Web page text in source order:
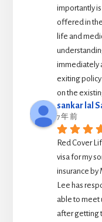
importantly
offered in
life and
immediately
exiting
on the
sankar lal
7 年 前
Red Cover
visa for my
insurance by
Lee has
able to meet
after getting